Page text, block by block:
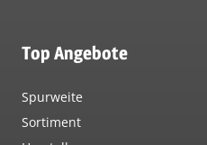
Top Angebote
Spurweite
Sortiment